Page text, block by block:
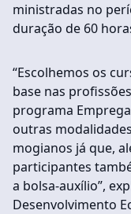
ministradas no
duração de 60
“Escolhemos os
base nas
programa
outras
mogianos já que,
participantes
a bolsa-auxílio”,
Desenvolvimento